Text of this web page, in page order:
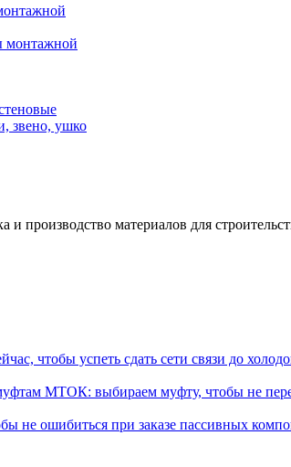
монтажной
звено, ушко
материалов для
чтобы успеть сдать сети связи до
МТОК: выбираем муфту, чтобы не
не ошибиться при заказе пассивных